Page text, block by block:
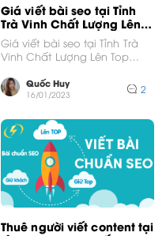
Giá viết bài seo tại Tỉnh
Trà Vinh Chất Lượng Lên
Top Google
Giá viết bài seo tại Tỉnh Trà
Vinh Chất Lượng Lên Top
tranh khốc...
Quốc Huy
16/01/2023 2
Thuê người viết content tại